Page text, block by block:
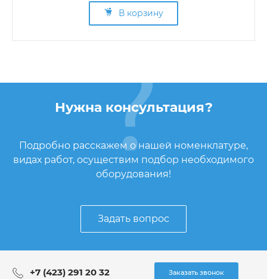
В корзину
Нужна консультация?
Подробно расскажем о нашей номенклатуре,
видах работ, осуществим подбор необходимого
оборудования!
Задать вопрос
+7 (423) 291 20 32 Заказать звонок